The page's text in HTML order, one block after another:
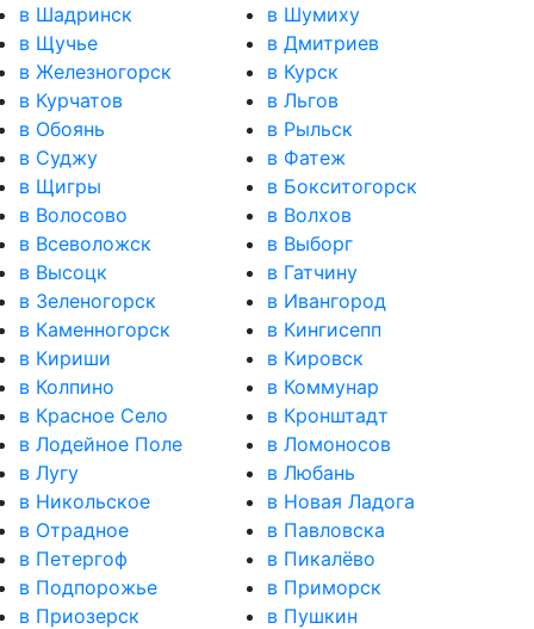
в Шадринск
в Шумиху
в Щучье
в Дмитриев
в Железногорск
в Курск
в Курчатов
в Льгов
в Обоянь
в Рыльск
в Суджу
в Фатеж
в Щигры
в Бокситогорск
в Волосово
в Волхов
в Всеволожск
в Выборг
в Высоцк
в Гатчину
в Зеленогорск
в Ивангород
в Каменногорск
в Кингисепп
в Кириши
в Кировск
в Колпино
в Коммунар
в Красное Село
в Кронштадт
в Лодейное Поле
в Ломоносов
в Лугу
в Любань
в Никольское
в Новая Ладога
в Отрадное
в Павловска
в Петергоф
в Пикалёво
в Подпорожье
в Приморск
в Приозерск
в Пушкин